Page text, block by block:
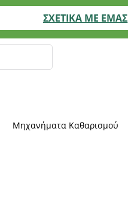
ΣΧΕΤΙΚΑ ΜΕ ΕΜΑΣ
Μηχανήματα Καθαρισμού